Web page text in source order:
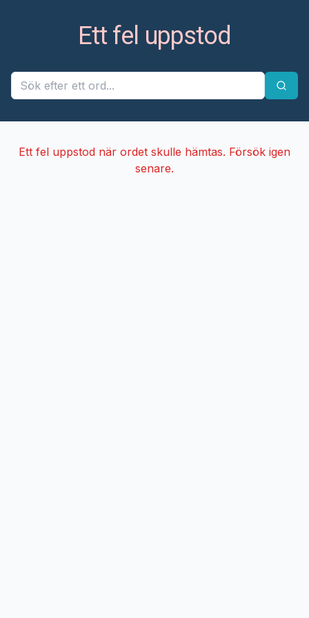
Ett fel uppstod
Ett fel uppstod när ordet skulle hämtas. Försök igen
senare.